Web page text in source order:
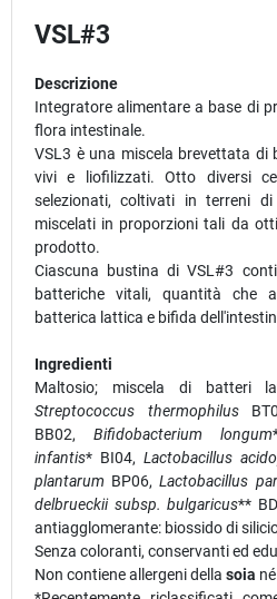
VSL#3
Descrizione
Integratore alimentare a base di
flora intestinale.
VSL3 è una miscela brevettata
vivi e liofilizzati. Otto diversi
selezionati, coltivati in terreni
miscelati in proporzioni tali da
prodotto.
Ciascuna bustina di VSL#3
batteriche vitali, quantità che
batterica lattica e bifida
Ingredienti
Maltosio; miscela di batteri
Streptococcus thermophilus
BB02, Bifidobacterium longum
infantis* BI04, Lactobacillus
plantarum BP06,Lactobacillus
delbrueckii subsp. bulgaricus**
antiagglomerante: biossido di
Senza coloranti, conservanti ed
Non contiene allergeni della soia